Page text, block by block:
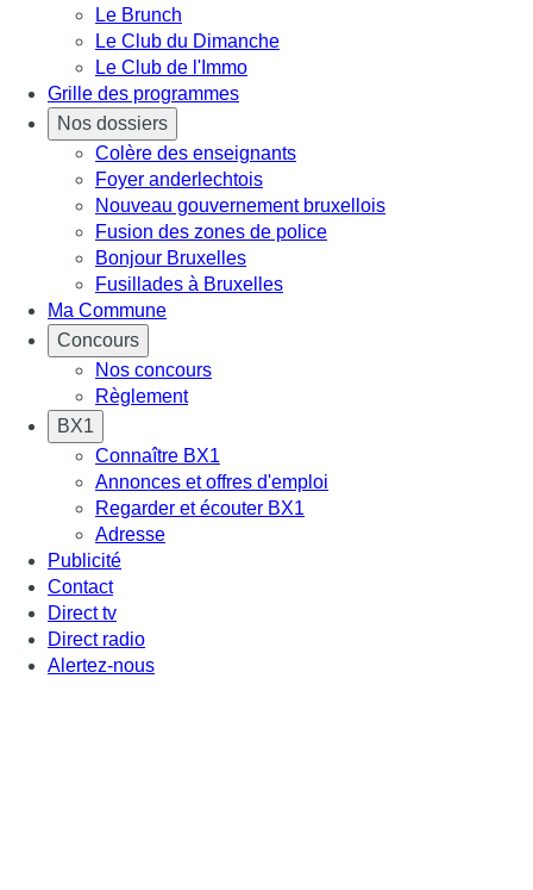
Le Brunch
Le Club du Dimanche
Le Club de l'Immo
Grille des programmes
Nos dossiers
Colère des enseignants
Foyer anderlechtois
Nouveau gouvernement bruxellois
Fusion des zones de police
Bonjour Bruxelles
Fusillades à Bruxelles
Ma Commune
Concours
Nos concours
Règlement
BX1
Connaître BX1
Annonces et offres d'emploi
Regarder et écouter BX1
Adresse
Publicité
Contact
Direct tv
Direct radio
Alertez-nous